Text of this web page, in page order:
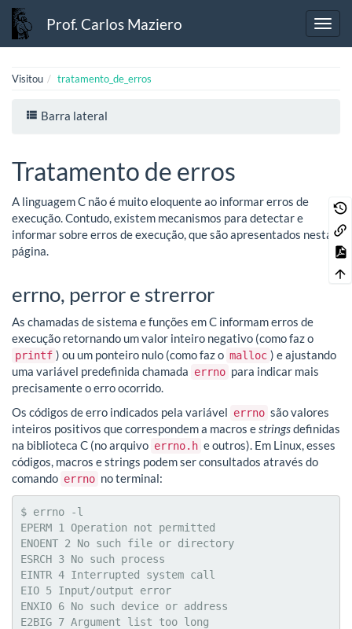
Prof. Carlos Maziero
Visitou tratamento_de_erros
Barra lateral
Tratamento de erros
A linguagem C não é muito eloquente ao informar erros de
execução. Contudo, existem mecanismos para detectar e
informar sobre erros de execução, que são apresentados nesta
página.
errno, perror e strerror
As chamadas de sistema e funções em C informam erros de
execução retornando um valor inteiro negativo (como faz o
printf ) ou um ponteiro nulo (como faz o malloc ) e ajustando
uma variável predefinida chamada errno para indicar mais
precisamente o erro ocorrido.
Os códigos de erro indicados pela variável errno são valores
inteiros positivos que correspondem a macros estringsdefinidas
na biblioteca C (no arquivo errno.h e outros). Em Linux, esses
códigos, macros e strings podem ser consultados através do
comando errno no terminal:
$ errno -l
EPERM 1 Operation not permitted
ENOENT 2 No such file or directory
ESRCH 3 No such process
EINTR 4 Interrupted system call
EIO 5 Input/output error
ENXIO 6 No such device or address
E2BIG 7 Argument list too long